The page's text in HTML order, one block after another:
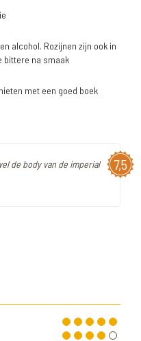
alcohol. Rozijnen zijn ook in
bittere na smaak
met een goed boek
7,5
de body van de imperial